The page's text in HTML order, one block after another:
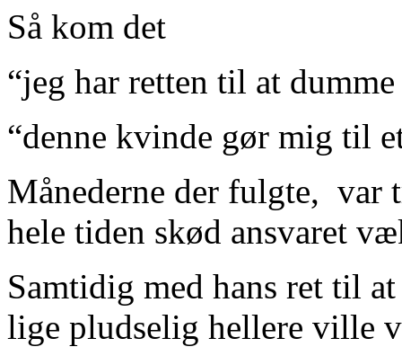
Så kom det
“jeg har retten til at
“denne kvinde gør mig til
Månederne der fulgte, var
hele tiden skød ansvaret
Samtidig med hans ret til
lige pludselig hellere ville